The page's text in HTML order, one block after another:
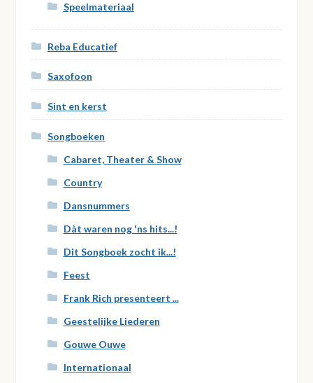
Speelmateriaal
Reba Educatief
Saxofoon
Sint en kerst
Songboeken
Cabaret, Theater & Show
Country
Dansnummers
Dàt waren nog 'ns hits...!
Dit Songboek zocht ik...!
Feest
Frank Rich presenteert ...
Geestelijke Liederen
Gouwe Ouwe
Internationaal